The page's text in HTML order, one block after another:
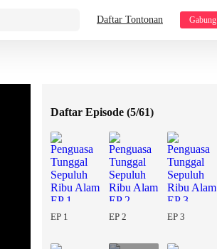
Daftar Tontonan Gabung
Daftar Episode (5/61)
EP 1 EP 2 EP 3